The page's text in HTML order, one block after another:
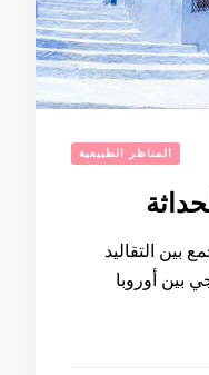
المناظر الطبيعية
بين التقاليد
بين أوروبا